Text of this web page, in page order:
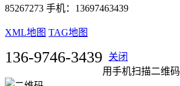
85267273 手机：13697463439
XML地图 TAG地图
136-9746-3439
关闭
用手机扫描二维码